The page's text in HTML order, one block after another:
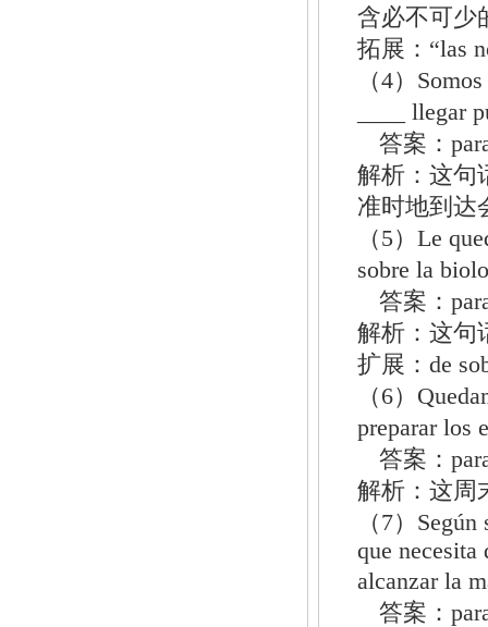
含必不可少
拓展：“las
（4）
____ llegar
答案：
解析：这句
准时地到达
（5）Le
sobre la
答案：
解析：这句
扩展：de
（6）
preparar los
答案：
解析：这周
（7）
que necesita
alcanzar la
答案：